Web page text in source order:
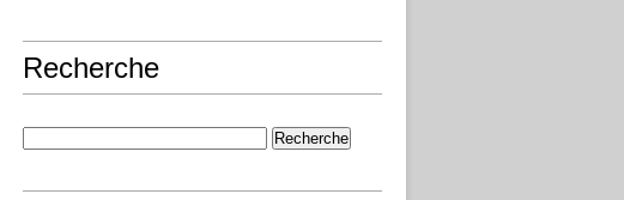
Recherche